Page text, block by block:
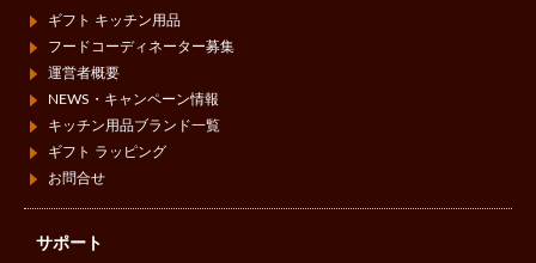
ギフト キッチン用品
フードコーディネーター募集
運営者概要
NEWS・キャンペーン情報
キッチン用品ブランド一覧
ギフト ラッピング
お問合せ
サポート